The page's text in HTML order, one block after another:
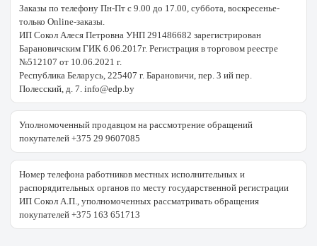
Заказы по телефону Пн-Пт с 9.00 до 17.00, суббота, воскресенье-
только Online-заказы.
ИП Сокол Алеся Петровна УНП 291486682 зарегистрирован
Барановичским ГИК 6.06.2017г. Регистрация в торговом реестре
№512107 от 10.06.2021 г.
Республика Беларусь, 225407 г. Барановичи, пер. 3 ий пер.
Полесский, д. 7. info@edp.by
Уполномоченный продавцом на рассмотрение обращений
покупателей +375 29 9607085
Номер телефона работников местных исполнительных и
распорядительных органов по месту государственной регистрации
ИП Сокол А.П., уполномоченных рассматривать обращения
покупателей +375 163 651713